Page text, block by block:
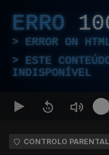
ERRO
ERROR ON
ESTE
INDISPONÍVEL
CONTROLO